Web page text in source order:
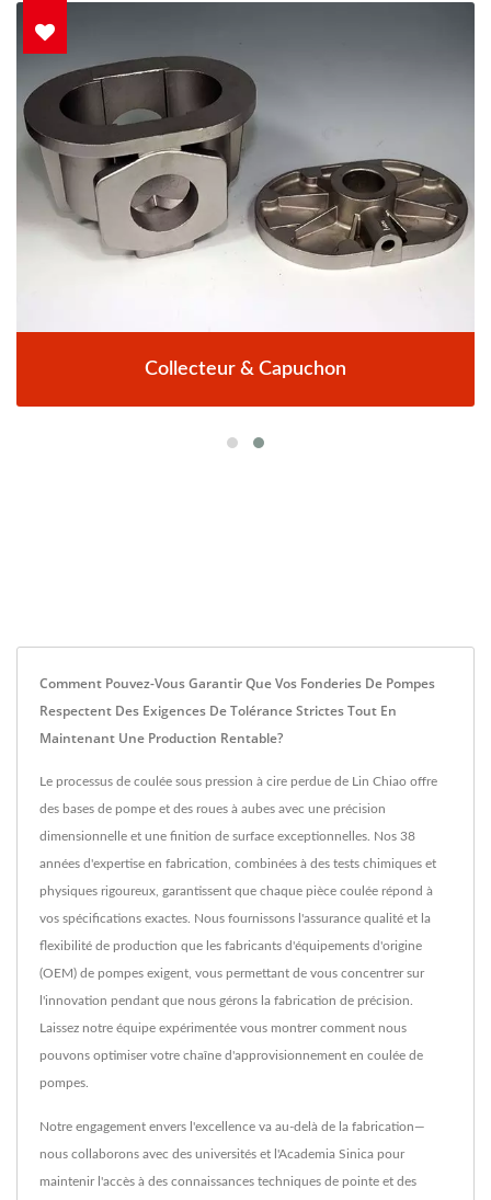
Collecteur & Capuchon
Comment Pouvez-Vous Garantir Que Vos Fonderies De Pompes
Respectent Des Exigences De Tolérance Strictes Tout En
Maintenant Une Production Rentable?
Le processus de coulée sous pression à cire perdue de Lin Chiao offre
des bases de pompe et des roues à aubes avec une précision
dimensionnelle et une finition de surface exceptionnelles. Nos 38
années d'expertise en fabrication, combinées à des tests chimiques et
physiques rigoureux, garantissent que chaque pièce coulée répond à
vos spécifications exactes. Nous fournissons l'assurance qualité et la
flexibilité de production que les fabricants d'équipements d'origine
(OEM) de pompes exigent, vous permettant de vous concentrer sur
l'innovation pendant que nous gérons la fabrication de précision.
Laissez notre équipe expérimentée vous montrer comment nous
pouvons optimiser votre chaîne d'approvisionnement en coulée de
pompes.
Notre engagement envers l'excellence va au-delà de la fabrication—
nous collaborons avec des universités et l'Academia Sinica pour
maintenir l'accès à des connaissances techniques de pointe et des